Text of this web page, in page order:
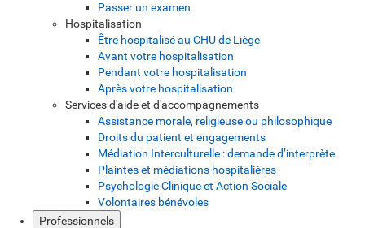
Passer un examen
Hospitalisation
Être hospitalisé au CHU de Liège
Avant votre hospitalisation
Pendant votre hospitalisation
Après votre hospitalisation
Services d'aide et d'accompagnements
Assistance morale, religieuse ou philosophique
Droits du patient et engagements
Médiation Interculturelle : demande d’interprète
Plaintes et médiations hospitalières
Psychologie Clinique et Action Sociale
Volontaires bénévoles
Professionnels